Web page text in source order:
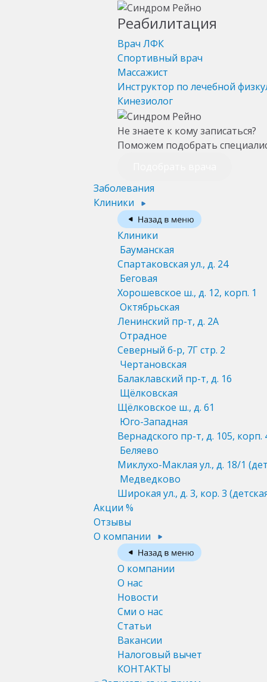
Реабилитация
Врач ЛФК
Спортивный врач
Массажист
Инструктор по лечебной
Кинезиолог
Не знаете к кому записаться?
Поможем подобрать
Заболевания
Клиники
Клиники
Бауманская
Спартаковская ул., д. 24
Беговая
Хорошевское ш., д. 12, корп. 1
Октябрьская
Ленинский пр-т, д. 2А
Отрадное
Северный б-р, 7Г стр. 2
Чертановская
Балаклавский пр-т, д. 16
Щёлковская
Щёлковское ш., д. 61
Юго-Западная
Вернадского пр-т, д. 105, корп.
Беляево
Миклухо-Маклая ул., д. 18/1
Медведково
Широкая ул., д. 3, кор. 3
Акции %
Отзывы
О компании
О компании
О нас
Новости
Сми о нас
Статьи
Вакансии
Налоговый вычет
КОНТАКТЫ